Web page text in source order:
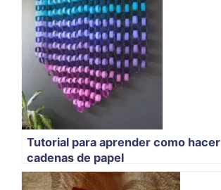
Tutorial para aprender como hacer
cadenas de papel